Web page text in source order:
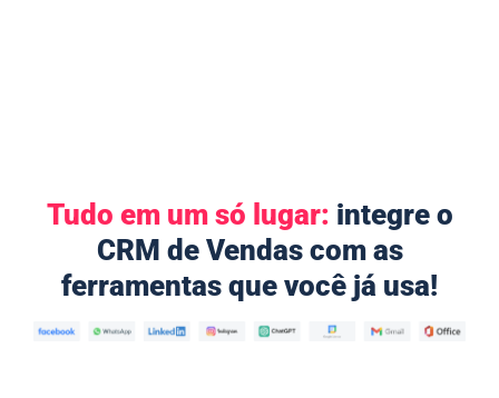
Tudo em um só lugar: integre o
CRM de Vendas com as
ferramentas que você já usa!